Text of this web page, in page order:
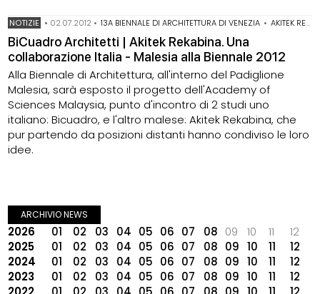
NOTIZIE • 02.07.2012 • 13A BIENNALE DI ARCHITETTURA DI VENEZIA • AKITEK REKABINA
BiCuadro Architetti | Akitek Rekabina. Una
collaborazione Italia - Malesia alla Biennale 2012
Alla Biennale di Architettura, all'interno del Padiglione
Malesia, sarà esposto il progetto dell'Academy of
Sciences Malaysia, punto d'incontro di 2 studi uno
italiano: Bicuadro, e l'altro malese: Akitek Rekabina, che
pur partendo da posizioni distanti hanno condiviso le loro
idee.
ARCHIVIO NEWS
2026 01 02 03 04 05 06 07 08 09 10 11
12
2025
01 02 03 04 05 06 07 08 09 10 11
12
2024
01 02 03 04 05 06 07 08 09 10 11
12
2023
01 02 03 04 05 06 07 08 09 10 11
12